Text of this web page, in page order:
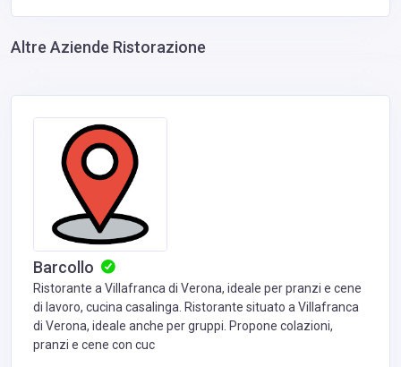
Altre Aziende Ristorazione
Barcollo
Ristorante a Villafranca di Verona, ideale per pranzi e cene
di lavoro, cucina casalinga. Ristorante situato a Villafranca
di Verona, ideale anche per gruppi. Propone colazioni,
pranzi e cene con cuc